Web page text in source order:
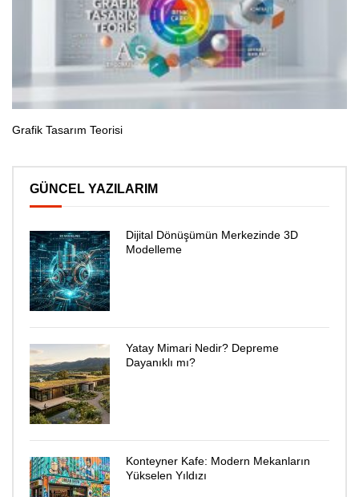
Grafik Tasarım Teorisi
GÜNCEL YAZILARIM
Dijital Dönüşümün Merkezinde 3D
Modelleme
Yatay Mimari Nedir? Depreme
Dayanıklı mı?
Konteyner Kafe: Modern Mekanların
Yükselen Yıldızı